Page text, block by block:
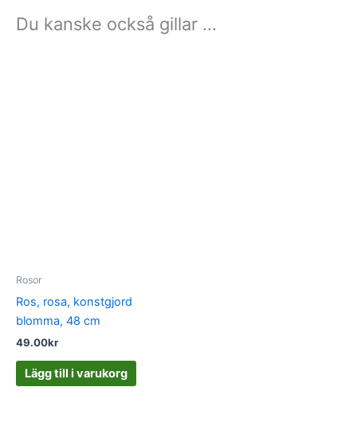
Du kanske också gillar …
Rosor
Ros, rosa, konstgjord
blomma, 48 cm
49.00kr
Lägg till i varukorg